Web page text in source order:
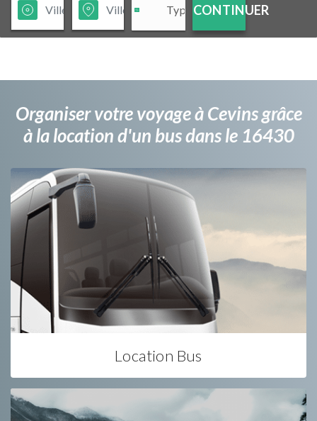
CONTINUER
Organiser votre voyage à Cevins grâce
à la location d'un bus dans le 16430
Location Bus